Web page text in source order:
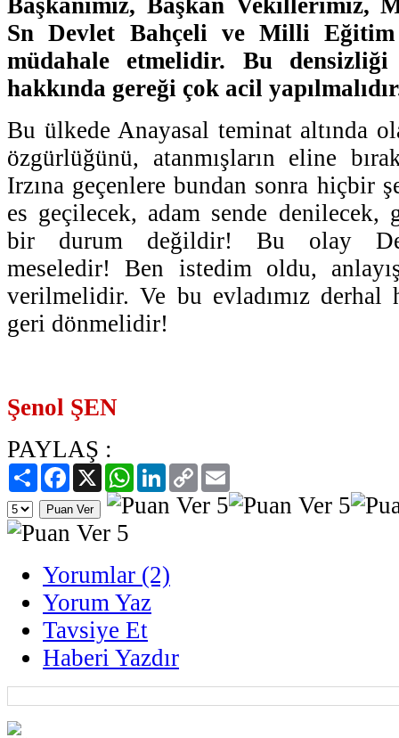
Başkanımız, Başkan Vekillerimiz,
Sn Devlet Bahçeli ve Milli Eğitim
müdahale etmelidir. Bu
hakkında gereği çok acil
Bu ülkede Anayasal teminat altında
özgürlüğünü, atanmışların eline
Irzına geçenlere bundan sonra hiçbir
es geçilecek, adam sende denilecek,
bir durum değildir! Bu olay
meseledir! Ben istedim oldu,
verilmelidir. Ve bu evladımız derhal
geri dönmelidir!
Şenol ŞEN
PAYLAŞ :
PaylaşFacebook
X WhatsAppLinkedIn
Copy
Link
Yorumlar (2)
Yorum Yaz
Tavsiye Et
Haberi Yazdır